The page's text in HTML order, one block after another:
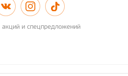
акций и спецпредложений